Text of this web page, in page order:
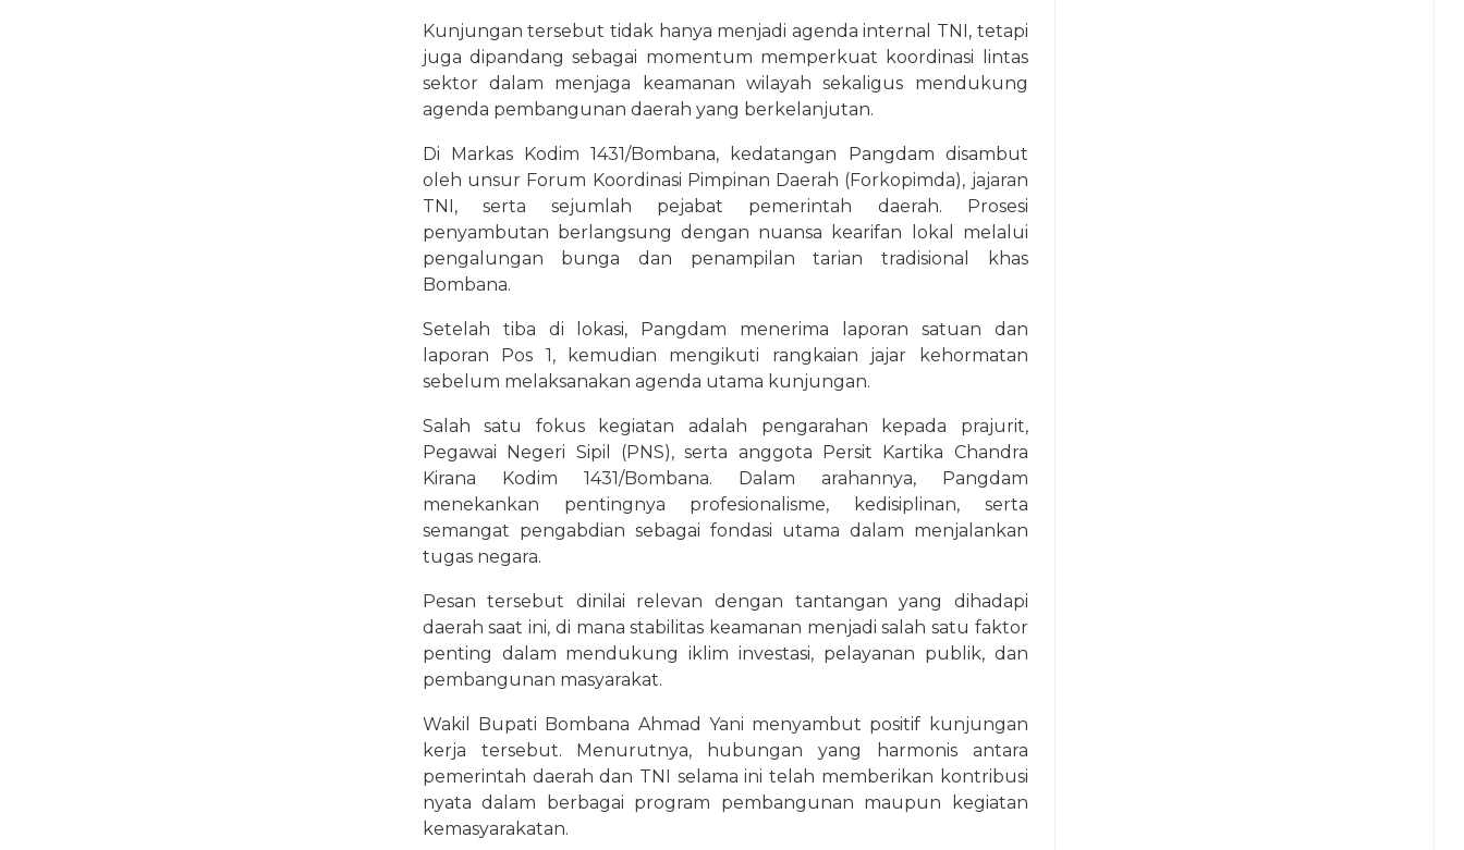
Kunjungan tersebut tidak hanya menjadi agenda internal TNI, tetapi
juga dipandang sebagai momentum memperkuat koordinasi lintas
sektor dalam menjaga keamanan wilayah sekaligus mendukung
agenda pembangunan daerah yang berkelanjutan.
Di Markas Kodim 1431/Bombana, kedatangan Pangdam disambut
oleh unsur Forum Koordinasi Pimpinan Daerah (Forkopimda), jajaran
TNI, serta sejumlah pejabat pemerintah daerah. Prosesi
penyambutan berlangsung dengan nuansa kearifan lokal melalui
pengalungan bunga dan penampilan tarian tradisional khas
Bombana.
Setelah tiba di lokasi, Pangdam menerima laporan satuan dan
laporan Pos 1, kemudian mengikuti rangkaian jajar kehormatan
sebelum melaksanakan agenda utama kunjungan.
Salah satu fokus kegiatan adalah pengarahan kepada prajurit,
Pegawai Negeri Sipil (PNS), serta anggota Persit Kartika Chandra
Kirana Kodim 1431/Bombana. Dalam arahannya, Pangdam
menekankan pentingnya profesionalisme, kedisiplinan, serta
semangat pengabdian sebagai fondasi utama dalam menjalankan
tugas negara.
Pesan tersebut dinilai relevan dengan tantangan yang dihadapi
daerah saat ini, di mana stabilitas keamanan menjadi salah satu faktor
penting dalam mendukung iklim investasi, pelayanan publik, dan
pembangunan masyarakat.
Wakil Bupati Bombana Ahmad Yani menyambut positif kunjungan
kerja tersebut. Menurutnya, hubungan yang harmonis antara
pemerintah daerah dan TNI selama ini telah memberikan kontribusi
nyata dalam berbagai program pembangunan maupun kegiatan
kemasyarakatan.